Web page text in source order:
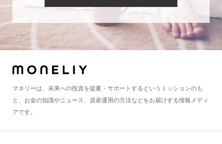
マネリーは、未来への投資を提案・サポートするというミッションのも
と、お金の知識やニュース、資産運用の方法などをお届けする情報メディ
アです。